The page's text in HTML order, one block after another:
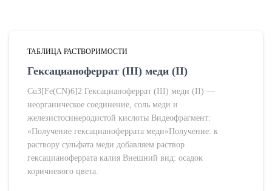
ТАБЛИЦА РАСТВОРИМОСТИ
Гексацианоферрат (III) меди (II)
Cu3[Fe(CN)6]2 Гексацианоферрат (III) меди (II) —
неорганическое соединение, соль меди и
железистосинеродистой кислоты Видеофрагмент:
«Получение гексацианоферрата меди»Получение: к
раствору сульфата меди добавляем раствор
гексацианоферрата калия Внешний вид: осадок
коричневого цвета.